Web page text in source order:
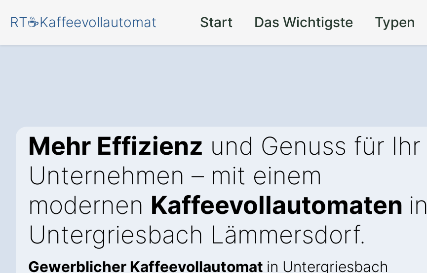
RT☕Kaffeevollautomat Start Das Wichtigste Typen
Mehr Effizienz und Genuss für Ihr
Unternehmen – mit einem
modernen Kaffeevollautomaten in
Untergriesbach Lämmersdorf.
Gewerblicher Kaffeevollautomat in Untergriesbach